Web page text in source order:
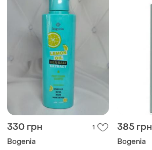
330 грн 1
Bogenia
385 грн
Bogenia